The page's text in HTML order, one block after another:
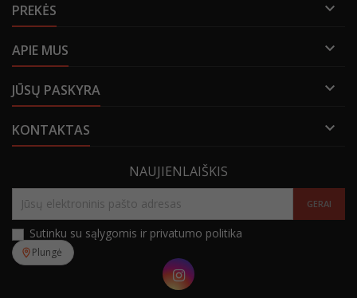
PREKĖS 
APIE MUS 
JŪSŲ PASKYRA 
KONTAKTAS 
NAUJIENLAIŠKIS
Sutinku su sąlygomis ir privatumo politika
Instagram
Plungė